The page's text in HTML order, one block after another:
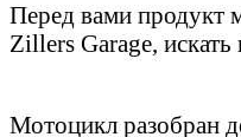
Перед вами продукт
Zillers Garage,
Мотоцикл разобран